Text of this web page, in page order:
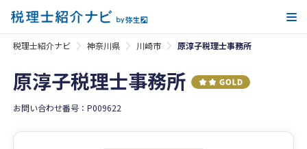
税理士紹介ナビ 神奈川県 川崎市 原淳子税理士事務所
原淳子税理士事務所
お問い合わせ番号：P009622